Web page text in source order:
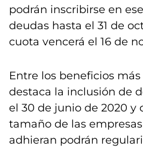
podrán inscribirse en
deudas hasta el 31 de
cuota vencerá el 16 de
Entre los beneficios
destaca la inclusión de
el 30 de junio de 2020 y
tamaño de las
adhieran podrán